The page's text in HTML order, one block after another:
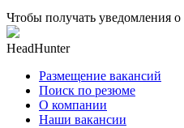
Чтобы получать уведомления
HeadHunter
Размещение вакансий
Поиск по резюме
О компании
Наши вакансии